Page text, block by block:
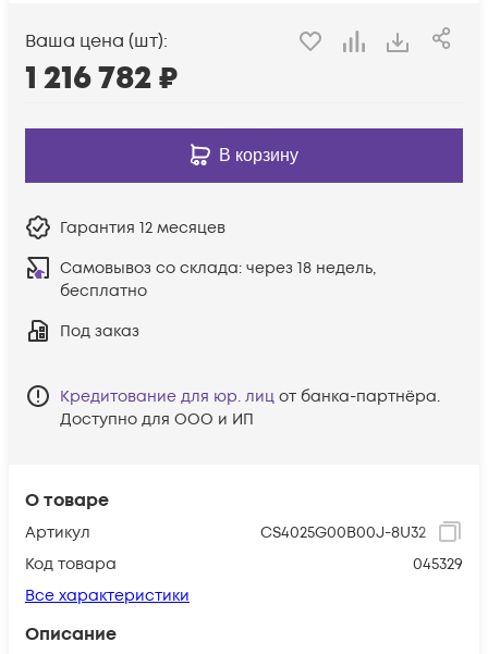
О товаре
Артикул
CS4025G00B00J-8U32
Код товара
045329
Все характеристики
Описание
Ваша цена (шт):
1 216 782₽
В корзину
Гарантия 12 месяцев
Самовывоз со склада: через 18 недель,
бесплатно
Под заказ
Кредитование для юр. лиц от банка-партнёра.
Доступно для ООО и ИП